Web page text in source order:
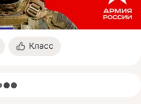
Класс